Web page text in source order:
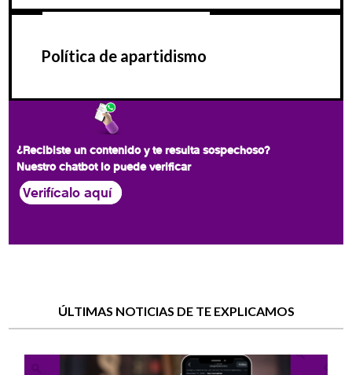
Política de apartidismo
¿Recibiste un contenido y te resulta sospechoso?
Nuestro chatbot lo puede verificar
Verifícalo aquí
ÚLTIMAS NOTICIAS DE TE EXPLICAMOS